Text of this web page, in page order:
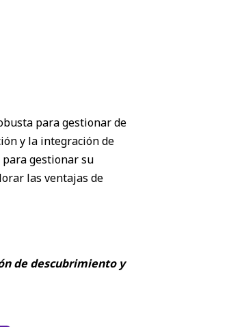
para gestionar de
y la integración de
gestionar su
las ventajas de
de descubrimiento y